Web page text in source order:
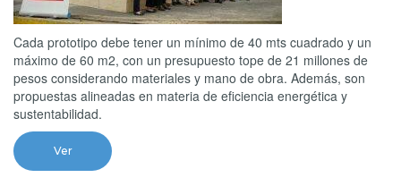
Cada prototipo debe tener un mínimo de 40 mts cuadrado y un
máximo de 60 m2, con un presupuesto tope de 21 millones de
pesos considerando materiales y mano de obra. Además, son
propuestas alineadas en materia de eficiencia energética y
sustentabilidad.
Ver